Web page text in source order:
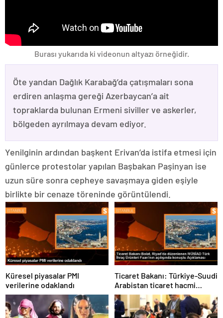
Burası yukarıda ki videonun altyazı örneğidir.
Öte yandan Dağlık Karabağ’da çatışmaları sona
erdiren anlaşma gereği Azerbaycan’a ait
topraklarda bulunan Ermeni siviller ve askerler,
bölgeden ayrılmaya devam ediyor.
Yenilginin ardından başkent Erivan’da istifa etmesi için
günlerce protestolar yapılan Başbakan Paşinyan ise
uzun süre sonra cepheye savaşmaya giden eşiyle
birlikte bir cenaze töreninde görüntülendi.
Küresel piyasalar PMI
verilerine odaklandı
Ticaret Bakanı: Türkiye-Suudi
Arabistan ticaret hacmi
artacak